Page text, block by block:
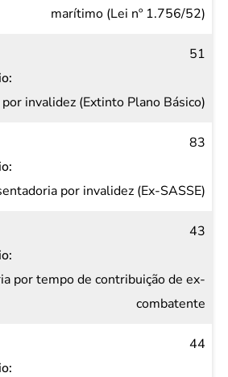
marítimo (Lei nº 1.756/52)
51
invalidez (Extinto Plano Básico)
83
por invalidez (Ex-SASSE)
43
por tempo de contribuição de ex-
combatente
44